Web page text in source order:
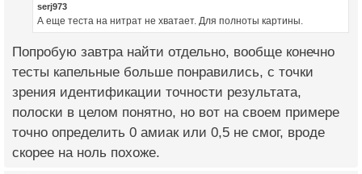
serj973
А еще теста на нитрат не хватает. Для полноты картины.
Попробую завтра найти отдельно, вообще конечно
тесты капельные больше понравились, с точки
зрения идентификации точности результата,
полоски в целом понятно, но вот на своем примере
точно определить 0 амиак или 0,5 не смог, вроде
скорее на ноль похоже.